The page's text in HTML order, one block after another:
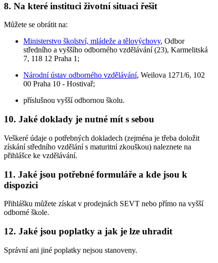
8. Na které instituci životní situaci řešit
Můžete se obrátit na:
Ministerstvo školství, mládeže a tělovýchovy, Odbor
středního a vyššího odborného vzdělávání (23), Karmelitská
7, 118 12 Praha 1;
Národní ústav odborného vzdělávání, Weilova 1271/6, 102
00 Praha 10 - Hostivař;
příslušnou vyšší odbornou školu.
10. Jaké doklady je nutné mít s sebou
Veškeré údaje o potřebných dokladech (zejména je třeba doložit
získání středního vzdělání s maturitní zkouškou) naleznete na
přihlášce ke vzdělávání.
11. Jaké jsou potřebné formuláře a kde jsou k
dispozici
Přihlášku můžete získat v prodejnách SEVT nebo přímo na vyšší
odborné škole.
12. Jaké jsou poplatky a jak je lze uhradit
Správní ani jiné poplatky nejsou stanoveny.